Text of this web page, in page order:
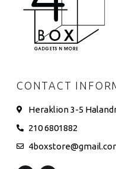
CONTACT
Heraklion 3-5
210 6801882